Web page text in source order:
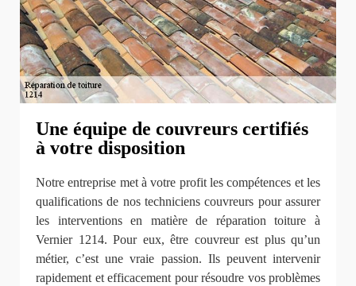
Une équipe de couvreurs certifiés
à votre disposition
Notre entreprise met à votre profit les compétences et les
qualifications de nos techniciens couvreurs pour assurer
les interventions en matière de réparation toiture à
Vernier 1214. Pour eux, être couvreur est plus qu’un
métier, c’est une vraie passion. Ils peuvent intervenir
rapidement et efficacement pour résoudre vos problèmes